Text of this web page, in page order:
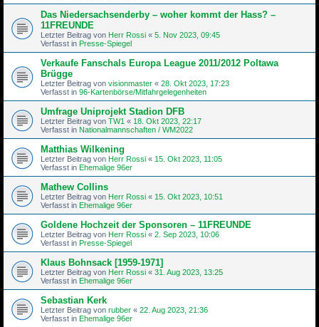
Das Niedersachsenderby – woher kommt der Hass? –
11FREUNDE
Letzter Beitrag von Herr Rossi « 5. Nov 2023, 09:45
Verfasst in Presse-Spiegel
Verkaufe Fanschals Europa League 2011/2012 Poltawa
Brügge
Letzter Beitrag von visionmaster « 28. Okt 2023, 17:23
Verfasst in 96-Kartenbörse/Mitfahrgelegenheiten
Umfrage Uniprojekt Stadion DFB
Letzter Beitrag von TW1 « 18. Okt 2023, 22:17
Verfasst in Nationalmannschaften / WM2022
Matthias Wilkening
Letzter Beitrag von Herr Rossi « 15. Okt 2023, 11:05
Verfasst in Ehemalige 96er
Mathew Collins
Letzter Beitrag von Herr Rossi « 15. Okt 2023, 10:51
Verfasst in Ehemalige 96er
Goldene Hochzeit der Sponsoren – 11FREUNDE
Letzter Beitrag von Herr Rossi « 2. Sep 2023, 10:06
Verfasst in Presse-Spiegel
Klaus Bohnsack [1959-1971]
Letzter Beitrag von Herr Rossi « 31. Aug 2023, 13:25
Verfasst in Ehemalige 96er
Sebastian Kerk
Letzter Beitrag von rubber « 22. Aug 2023, 21:36
Verfasst in Ehemalige 96er